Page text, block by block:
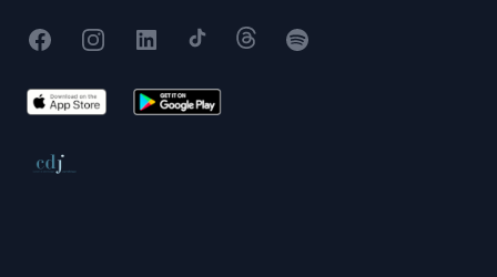
FacebookInstagram
X TikTokThreadsSpotify
App Store Google Play
Conseil de déontologie journalistique